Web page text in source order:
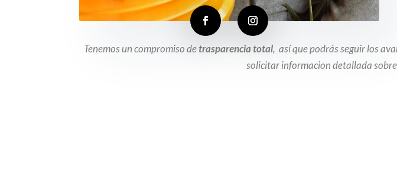
Tenemos un compromiso detrasparencia total, así que podrás seguir los
solicitar informacion detallada